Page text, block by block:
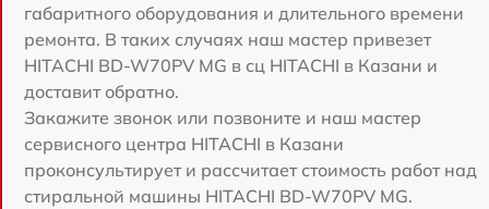
габаритного оборудования и длительного времени
ремонта. В таких случаях наш мастер привезет
HITACHI BD-W70PV MG в сц HITACHI в Казани и
доставит обратно.
Закажите звонок или позвоните и наш мастер
сервисного центра HITACHI в Казани
проконсультирует и рассчитает стоимость работ над
стиральной машины HITACHI BD-W70PV MG.